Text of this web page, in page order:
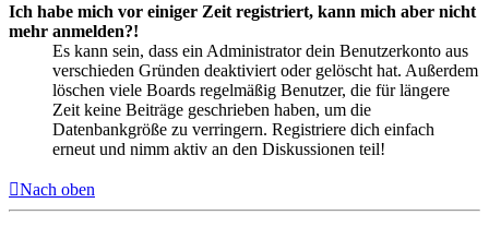
Ich habe mich vor einiger Zeit registriert, kann mich aber nicht
mehr anmelden?!
Es kann sein, dass ein Administrator dein Benutzerkonto aus
verschieden Gründen deaktiviert oder gelöscht hat. Außerdem
löschen viele Boards regelmäßig Benutzer, die für längere
Zeit keine Beiträge geschrieben haben, um die
Datenbankgröße zu verringern. Registriere dich einfach
erneut und nimm aktiv an den Diskussionen teil!
Nach oben